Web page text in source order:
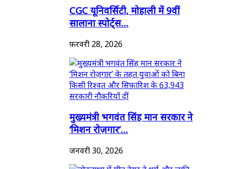
CGC यूनिवर्सिटी, मोहाली में 9वीं
सालाना स्पोर्ट्स...
फ़रवरी 28, 2026
मुख्यमंत्री भगवंत सिंह मान सरकार ने
‘मिशन रोज़गार’...
जनवरी 30, 2026